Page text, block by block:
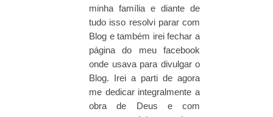
minha família e diante de
tudo isso resolvi parar com
Blog e também irei fechar a
página do meu facebook
onde usava para divulgar o
Blog. Irei a parti de agora
me dedicar integralmente a
obra de Deus e com